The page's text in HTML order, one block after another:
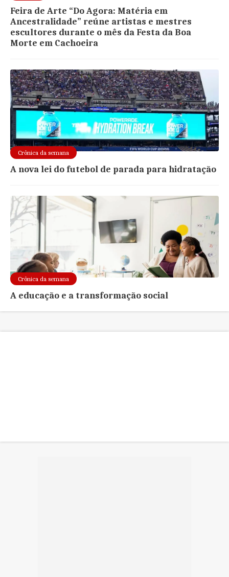
Feira de Arte “Do Agora: Matéria em
Ancestralidade” reúne artistas e mestres
escultores durante o mês da Festa da Boa
Morte em Cachoeira
Crônica da semana
A nova lei do futebol de parada para hidratação
Crônica da semana
A educação e a transformação social